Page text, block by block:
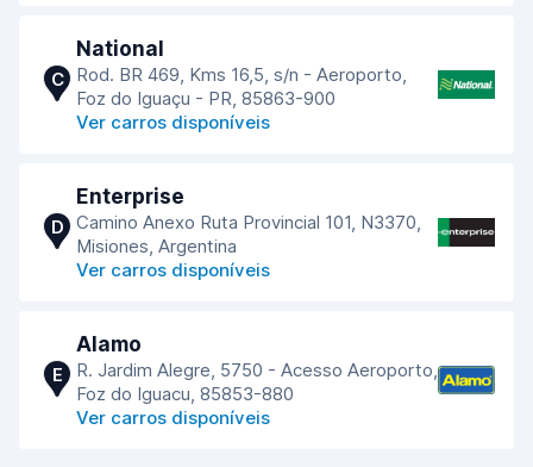
C
National
Rod. BR 469, Kms 16,5, s/n - Aeroporto,
Foz do Iguaçu - PR, 85863-900
Ver carros disponíveis
D
Enterprise
Camino Anexo Ruta Provincial 101, N3370,
Misiones, Argentina
Ver carros disponíveis
E
Alamo
R. Jardim Alegre, 5750 - Acesso Aeroporto,
Foz do Iguacu, 85853-880
Ver carros disponíveis